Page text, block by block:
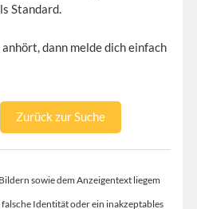
Standard.
dann melde dich einfach
Zurück zur Suche
sowie dem Anzeigentext liegem
Identität oder ein inakzeptables